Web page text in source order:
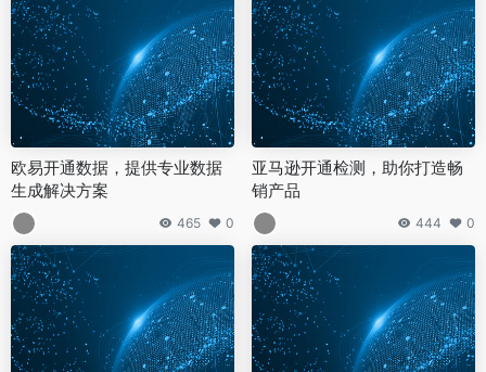
欧易开通数据，提供专业数据
生成解决方案
465 0
亚马逊开通检测，助你打造畅
销产品
444 0